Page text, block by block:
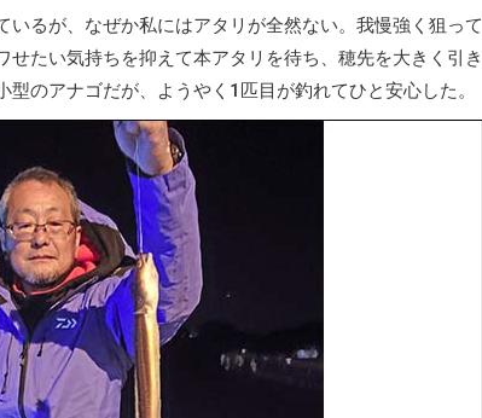
るが、なぜか私にはアタリが全然ない。我慢強く狙って
たい気持ちを抑えて本アタリを待ち、穂先を大きく引き
のアナゴだが、ようやく1匹目が釣れてひと安心した。